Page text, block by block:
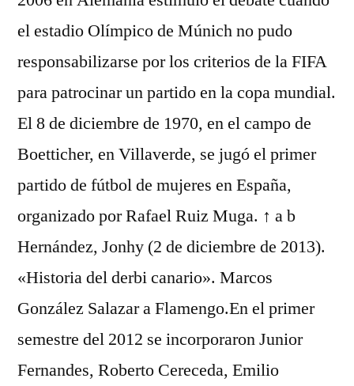
el estadio Olímpico de Múnich no pudo
responsabilizarse por los criterios de la FIFA
para patrocinar un partido en la copa mundial.
El 8 de diciembre de 1970, en el campo de
Boetticher, en Villaverde, se jugó el primer
partido de fútbol de mujeres en España,
organizado por Rafael Ruiz Muga. ↑ a b
Hernández, Jonhy (2 de diciembre de 2013).
«Historia del derbi canario». Marcos
González Salazar a Flamengo.En el primer
semestre del 2012 se incorporaron Junior
Fernandes, Roberto Cereceda, Emilio